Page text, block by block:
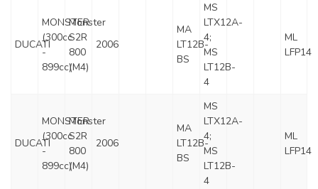
DUCATI
MONSTER
(300cc
-
899cc)
Monster
S2R
800
(M4)
2006
MA
LT12B-
BS
MS
LTX12A-
4;
MS
LT12B-
4
ML
LFP14
DUCATI
MONSTER
(300cc
-
899cc)
Monster
S2R
800
(M4)
2006
MA
LT12B-
BS
MS
LTX12A-
4;
MS
LT12B-
4
ML
LFP14